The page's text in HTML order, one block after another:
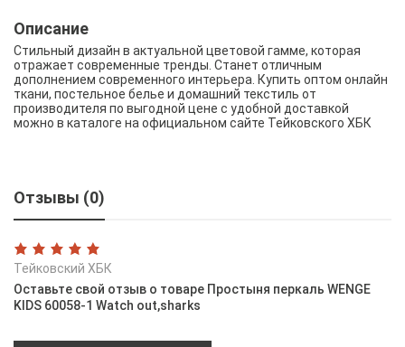
Описание
Стильный дизайн в актуальной цветовой гамме, которая
отражает современные тренды. Станет отличным
дополнением современного интерьера. Купить оптом онлайн
ткани, постельное белье и домашний текстиль от
производителя по выгодной цене с удобной доставкой
можно в каталоге на официальном сайте Тейковского ХБК
Отзывы (0)
Тейковский ХБК
Оставьте свой отзыв о товаре Простыня перкаль WENGE
KIDS 60058-1 Watch out,sharks